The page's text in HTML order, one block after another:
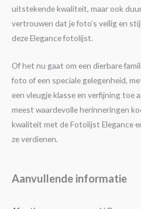
uitstekende kwaliteit, maar ook
vertrouwen dat je foto’s veilig en
deze Elegance fotolijst.
Of het nu gaat om een dierbare
foto of een speciale gelegenheid,
een vleugje klasse en verfijning toe
meest waardevolle herinneringen
kwaliteit met de Fotolijst Elegance
ze verdienen.
Aanvullende informatie